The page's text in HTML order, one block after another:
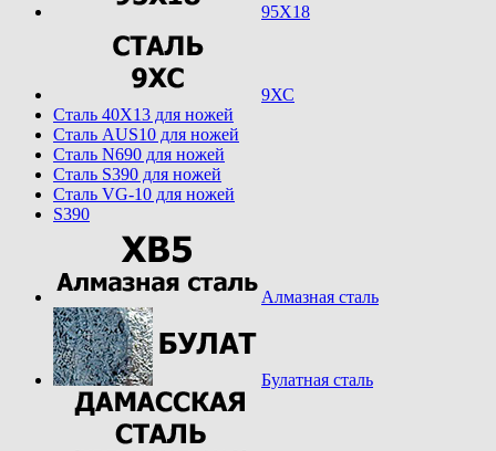
95Х18
9ХС
Cталь 40Х13 для ножей
Cталь AUS10 для ножей
Cталь N690 для ножей
Cталь S390 для ножей
Cталь VG-10 для ножей
S390
Алмазная сталь
Булатная сталь